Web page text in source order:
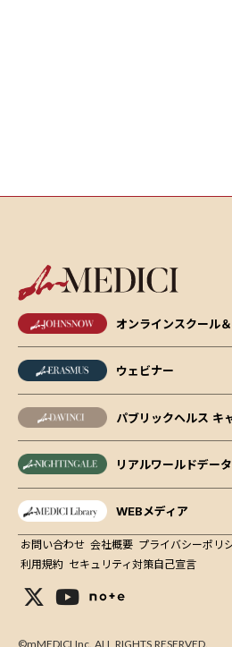
オンラインスクール
ウェビナー
パブリックヘルス キ
リアルワールドデー
WEBメディア
お問い合わせ 会社概要 プライバシーポリ
利用規約 セキュリティ対策自己宣言
©mMEDICI Inc. ALL RIGHTS RESERVED.